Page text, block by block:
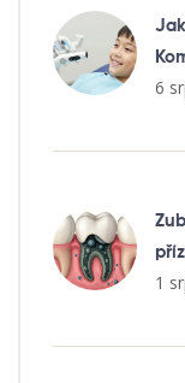
6
1